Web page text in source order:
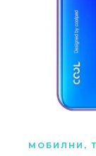
МОБИЛНИ ,